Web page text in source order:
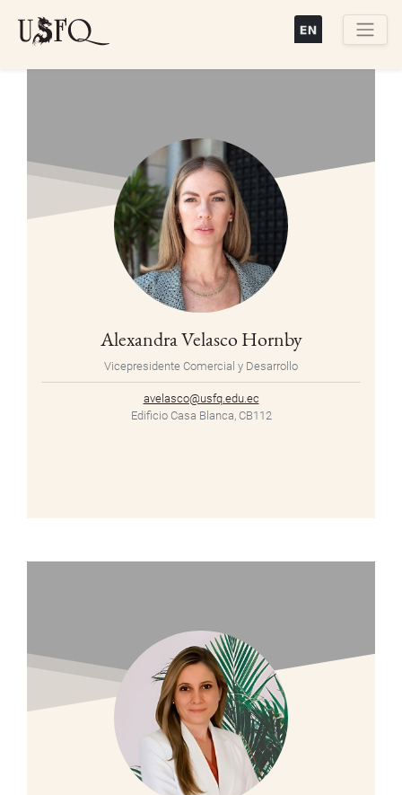
Alexandra Velasco Hornby
Vicepresidente Comercial y Desarrollo
avelasco@usfq.edu.ec
Edificio Casa Blanca, CB112